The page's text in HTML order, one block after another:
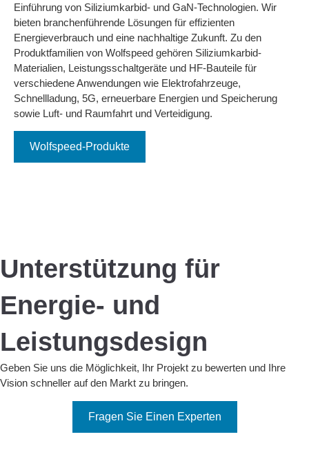
Einführung von Siliziumkarbid- und GaN-Technologien. Wir
bieten branchenführende Lösungen für effizienten
Energieverbrauch und eine nachhaltige Zukunft. Zu den
Produktfamilien von Wolfspeed gehören Siliziumkarbid-
Materialien, Leistungsschaltgeräte und HF-Bauteile für
verschiedene Anwendungen wie Elektrofahrzeuge,
Schnellladung, 5G, erneuerbare Energien und Speicherung
sowie Luft- und Raumfahrt und Verteidigung.
Wolfspeed-Produkte
Unterstützung für
Energie- und
Leistungsdesign
Geben Sie uns die Möglichkeit, Ihr Projekt zu bewerten und Ihre
Vision schneller auf den Markt zu bringen.
Fragen Sie Einen Experten